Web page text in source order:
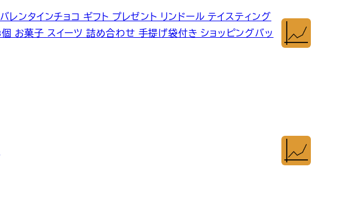
レンタインチョコ ギフト プレゼント リンドール テイスティング
個 お菓子 スイーツ 詰め合わせ 手提げ袋付き ショッピングバッ